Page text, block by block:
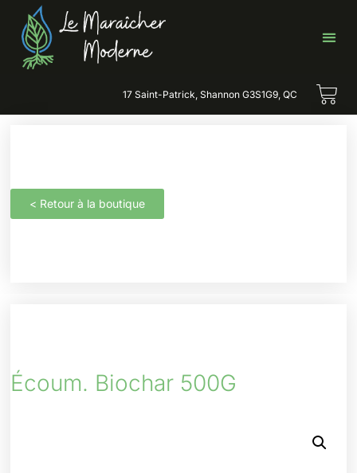
17 Saint-Patrick, Shannon G3S1G9, QC
< Retour à la boutique
Écoum. Biochar 500G